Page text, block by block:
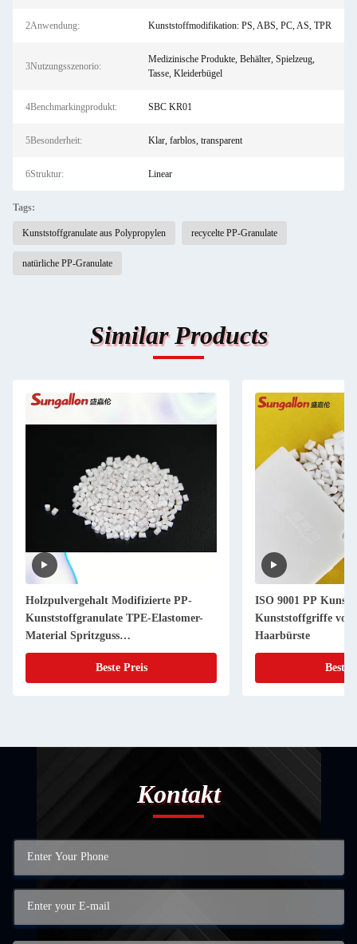
2Anwendung: Kunststoffmodifikation: PS, ABS, PC, AS, TPR
3Nutzungsszenorio:
Medizinische Produkte, Behälter, Spielzeug,
Tasse, Kleiderbügel
4Benchmarkingprodukt: SBC KR01
5Besonderheit: Klar, farblos, transparent
6Struktur: Linear
Tags:
Kunststoffgranulate aus Polypropylen recycelte PP-Granulate
natürliche PP-Granulate
Similar Products
Holzpulvergehalt Modifizierte PP-
Kunststoffgranulate TPE-Elastomer-
Material Spritzguss
Wärmebeständigkeit
Beste Preis
ISO 9001 PP
Kunststoffgriffe von
Haarbürste
Beste
Kontakt